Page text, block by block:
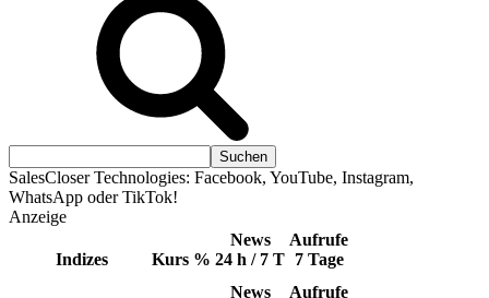
SalesCloser Technologies: Facebook, YouTube, Instagram,
WhatsApp oder TikTok!
Anzeige
Indizes Kurs %
News
24 h / 7 T
Aufrufe
7 Tage
News
Aufrufe